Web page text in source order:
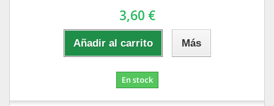
3,60 €
Añadir al carrito Más
En stock